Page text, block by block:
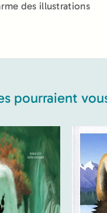
des illustrations
pourraient